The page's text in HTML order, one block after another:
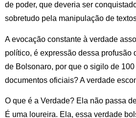
de poder, que deveria ser
sobretudo pela manipulação de
A evocação constante à verdade
político, é expressão dessa profusão
de Bolsonaro, por que o sigilo de
documentos oficiais? A verdade
O que é a Verdade? Ela não passa
É uma loureira. Ela, essa verdade